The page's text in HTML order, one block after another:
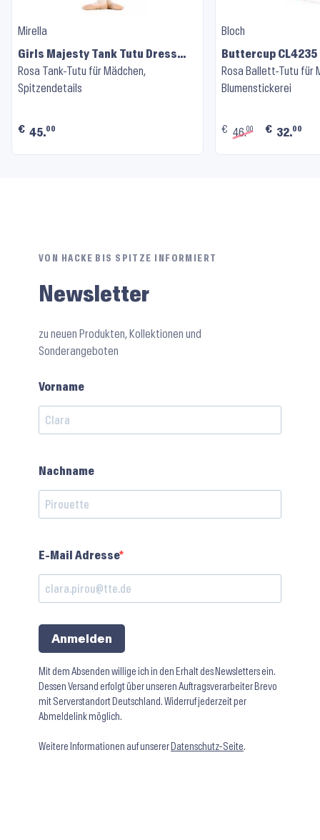
Mirella
Girls Majesty Tank Tutu Dress
M492C ⬝ Pink
Rosa Tank-Tutu für Mädchen,
Spitzendetails
€ 45.00
Bloch
Buttercup CL4235
Rosa Ballett-Tutu für
Blumenstickerei
€ 46.00 € 32.00
VON HACKE BIS SPITZE INFORMIERT
Newsletter
zu neuen Produkten, Kollektionen und
Sonderangeboten
Vorname
Nachname
E-Mail Adresse
Anmelden
Mit dem Absenden willige ich in den Erhalt des Newsletters ein.
Dessen Versand erfolgt über unseren Auftragsverarbeiter Brevo
mit Serverstandort Deutschland. Widerruf jederzeit per
Abmeldelink möglich.
Weitere Informationen auf unserer Datenschutz-Seite.